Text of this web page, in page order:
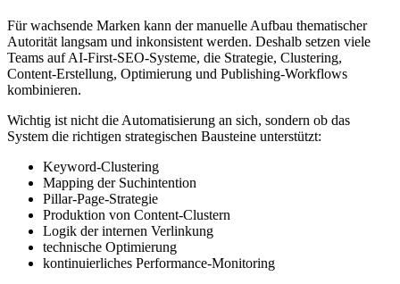
Für wachsende Marken kann der manuelle Aufbau thematischer
Autorität langsam und inkonsistent werden. Deshalb setzen viele
Teams auf AI‑First‑SEO‑Systeme, die Strategie, Clustering,
Content-Erstellung, Optimierung und Publishing-Workflows
kombinieren.
Wichtig ist nicht die Automatisierung an sich, sondern ob das
System die richtigen strategischen Bausteine unterstützt:
Keyword-Clustering
Mapping der Suchintention
Pillar-Page-Strategie
Produktion von Content-Clustern
Logik der internen Verlinkung
technische Optimierung
kontinuierliches Performance-Monitoring